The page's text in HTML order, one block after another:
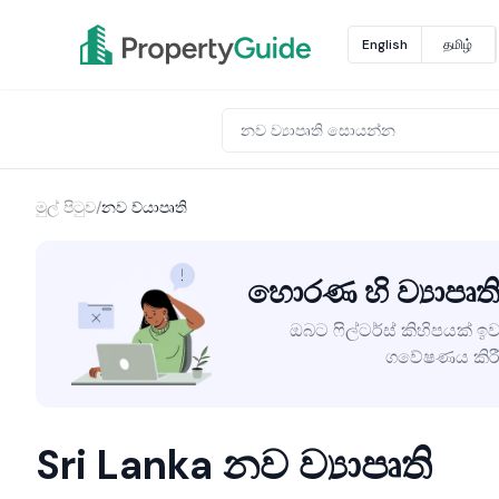
English தமிழ்
මුල් පිටුව/නව ව්යාපෘති
හොරණ හි
ඔබට ෆිල්ටර්ස් කිහිපයක්
ගවේෂණය
Sri Lanka නව ව්‍යාපෘති